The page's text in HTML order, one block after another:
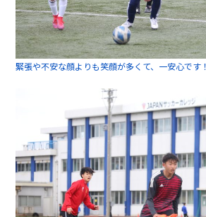
緊張や不安な顔よりも笑顔が多くて、一安心です！